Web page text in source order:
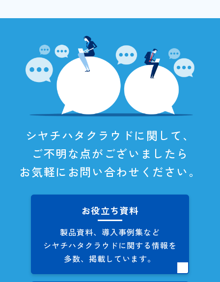
シヤチハタクラウドに関して、
ご不明な点がございましたら
お気軽にお問い合わせください。
お役立ち資料
製品資料、導入事例集など
シヤチハタクラウドに関する情報を
多数、掲載しています。